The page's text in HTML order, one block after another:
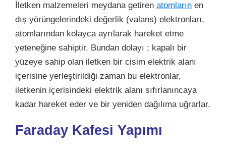
İletken malzemeleri meydana getiren atomların en
dış yörüngelerindeki değerlik (valans) elektronları,
atomlarından kolayca ayrılarak hareket etme
yeteneğine sahiptir. Bundan dolayı ; kapalı bir
yüzeye sahip olan iletken bir cisim elektrik alanı
içerisine yerleştirildiği zaman bu elektronlar,
iletkenin içerisindeki elektrik alanı sıfırlanıncaya
kadar hareket eder ve bir yeniden dağılıma uğrarlar.
Faraday Kafesi Yapımı